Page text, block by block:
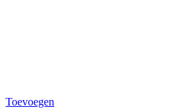
Toevoegen